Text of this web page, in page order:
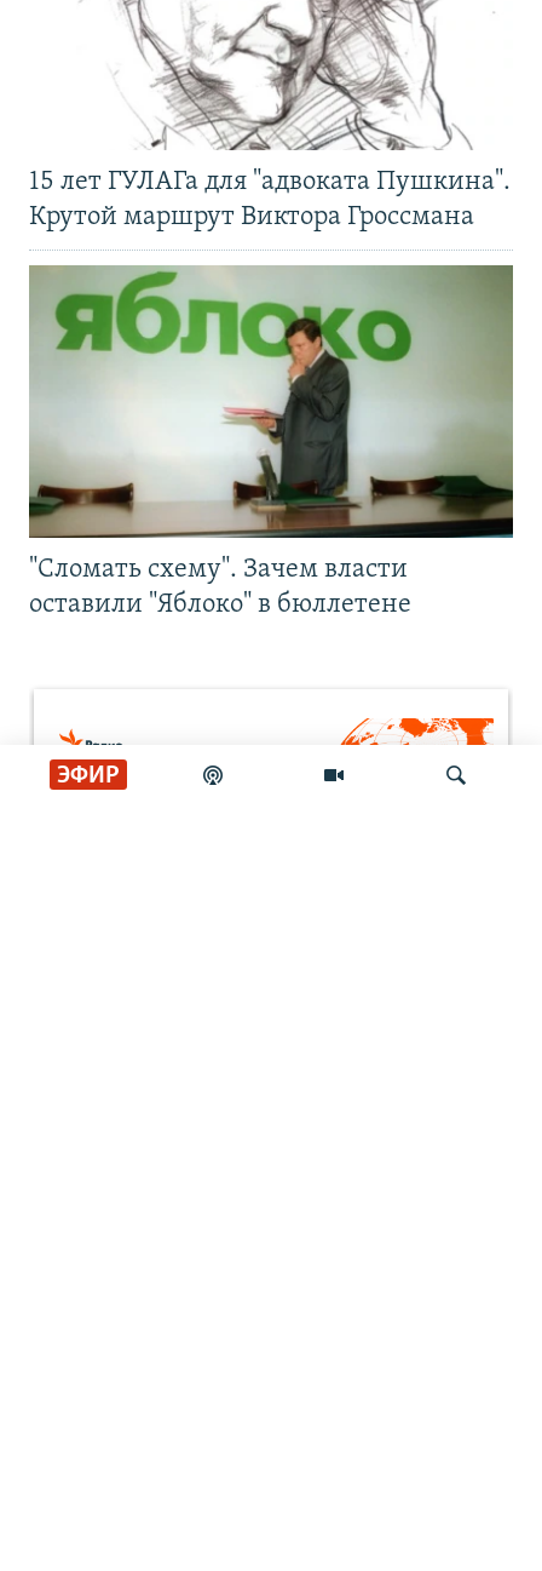
ЭФИР
15 лет ГУЛАГа для "адвоката Пушкина".
Крутой маршрут Виктора Гроссмана
"Сломать схему". Зачем власти
оставили "Яблоко" в бюллетене